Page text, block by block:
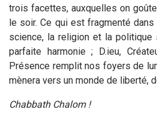
trois facettes, auxquelles on
le soir. Ce qui est fragmenté
science, la religion et la
parfaite harmonie ; D.ieu,
Présence remplit nos foyers de
mènera vers un monde de liberté,
Chabbath Chalom !